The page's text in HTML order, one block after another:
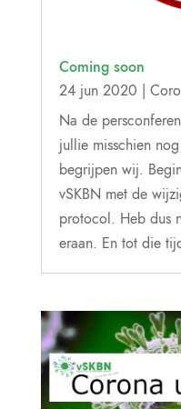
Coming soon
24 jun 2020 |
Na de
jullie misschien
begrijpen wij.
vSKBN met de
protocol. Heb dus
eraan. En tot die